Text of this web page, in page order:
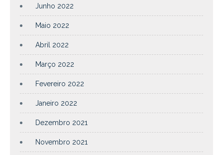
Junho 2022
Maio 2022
Abril 2022
Março 2022
Fevereiro 2022
Janeiro 2022
Dezembro 2021
Novembro 2021